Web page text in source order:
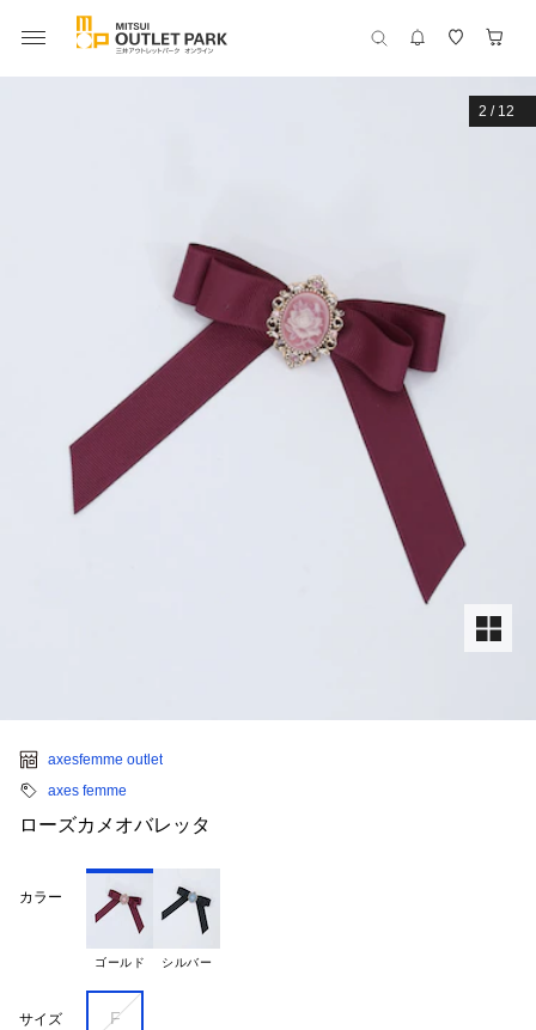
2 / 12
axesfemme outlet
axes femme
ローズカメオバレッタ
カラー
ゴールド シルバー
サイズ F